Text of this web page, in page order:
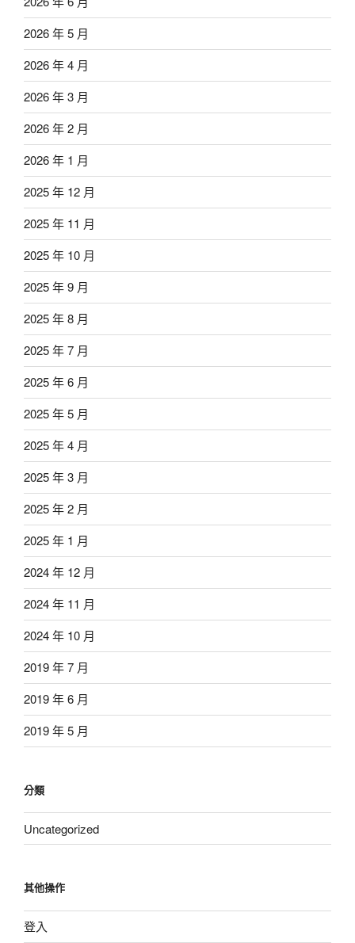
2026 年 5 月
2026 年 4 月
2026 年 3 月
2026 年 2 月
2026 年 1 月
2025 年 12 月
2025 年 11 月
2025 年 10 月
2025 年 9 月
2025 年 8 月
2025 年 7 月
2025 年 6 月
2025 年 5 月
2025 年 4 月
2025 年 3 月
2025 年 2 月
2025 年 1 月
2024 年 12 月
2024 年 11 月
2024 年 10 月
2019 年 7 月
2019 年 6 月
2019 年 5 月
分類
Uncategorized
其他操作
登入